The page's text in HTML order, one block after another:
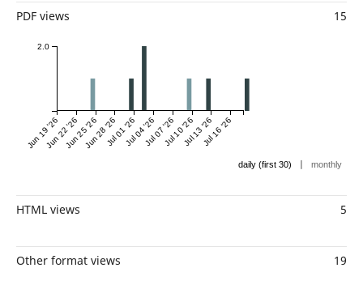
PDF views 15
Jun 19 '26Jun 22 '26Jun 25 '26Jun 28 '26Jul 01 '26Jul 04 '26Jul 07 '26Jul 10 '26Jul 13 '26Jul 16 '26
2.0
daily (first 30) | monthly
HTML views 5
Other format views 19